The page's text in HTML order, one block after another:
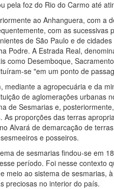
pela foz do Rio do Carmo até
ao Anhanguera, com a
com as sucessivas
de São Paulo e de
Podre. A Estrada Real,
como Desemboque,
se "em um ponto de
mediante a agropecuária e da
de aglomerações urbanas
de Sesmarias e,
As proporções das terras
Alvará de demarcação de
e posseiros.
de sesmarias findou-se em
período. Foi nesse contexto
meio ao sistema de sesmarias,
preciosas no interior do país.